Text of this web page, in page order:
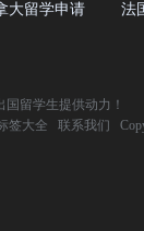
大留学申请 法
留学生提供动力！
签大全 联系我们